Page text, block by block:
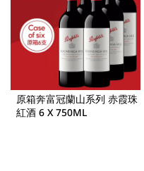
原箱奔富冠蘭山系列 赤霞珠
紅酒 6 X 750ML